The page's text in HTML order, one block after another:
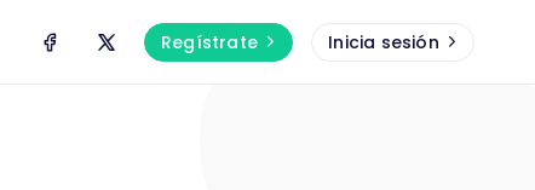
Regístrate Inicia sesión